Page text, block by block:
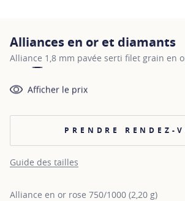
Alliances en or et diamants
Alliance 1,8 mm pavée serti filet grain en
Afficher le prix
PRENDRE RENDEZ-
Guide des tailles
Alliance en or rose 750/1000 (2,20 g)